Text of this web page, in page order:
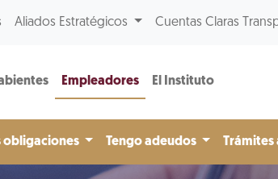
Aliados Estratégicos Cuentas Claras
Empleadores El Instituto
obligaciones Tengo adeudos Trámites